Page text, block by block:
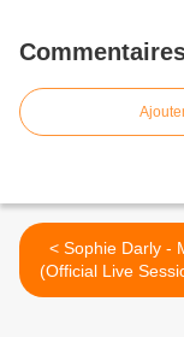
< Sophie Darly - Miracle
(Official Live
RAMA